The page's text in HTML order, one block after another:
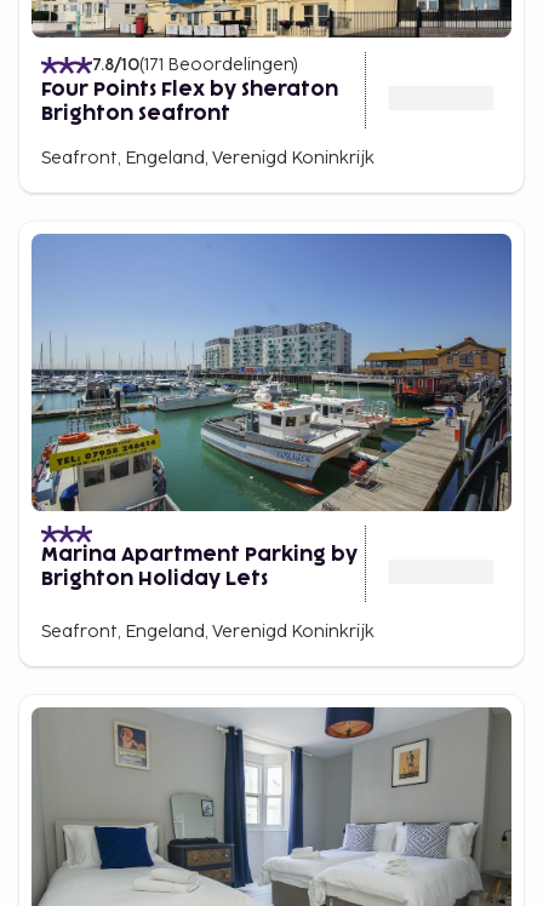
7.8/10(171 Beoordelingen)
Four Points Flex by Sheraton
Brighton Seafront
Seafront, Engeland, Verenigd Koninkrijk
Marina Apartment Parking by
Brighton Holiday Lets
Seafront, Engeland, Verenigd Koninkrijk